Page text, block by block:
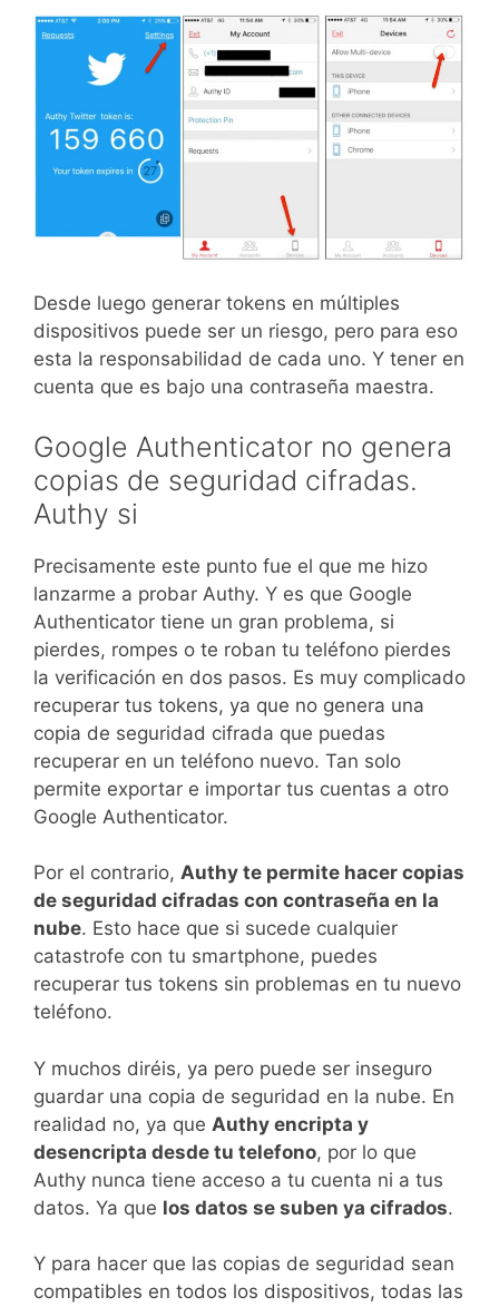
Desde luego generar tokens en múltiples
dispositivos puede ser un riesgo, pero para eso
esta la responsabilidad de cada uno. Y tener en
cuenta que es bajo una contraseña maestra.
Google Authenticator no genera
copias de seguridad cifradas.
Authy si
Precisamente este punto fue el que me hizo
lanzarme a probar Authy. Y es que Google
Authenticator tiene un gran problema, si
pierdes, rompes o te roban tu teléfono pierdes
la verificación en dos pasos. Es muy complicado
recuperar tus tokens, ya que no genera una
copia de seguridad cifrada que puedas
recuperar en un teléfono nuevo. Tan solo
permite exportar e importar tus cuentas a otro
Google Authenticator.
Por el contrario, Authy te permite hacer copias
de seguridad cifradas con contraseña en la
nube. Esto hace que si sucede cualquier
catastrofe con tu smartphone, puedes
recuperar tus tokens sin problemas en tu nuevo
teléfono.
Y muchos diréis, ya pero puede ser inseguro
guardar una copia de seguridad en la nube. En
realidad no, ya que Authy encripta y
desencripta desde tu telefono, por lo que
Authy nunca tiene acceso a tu cuenta ni a tus
datos. Ya que los datos se suben ya cifrados.
Y para hacer que las copias de seguridad sean
compatibles en todos los dispositivos, todas las